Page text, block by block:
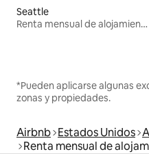
Seattle
Renta mensual de alojamientos
*Pueden aplicarse algunas
zonas y propiedades.
Airbnb Estados Unidos
Renta mensual de